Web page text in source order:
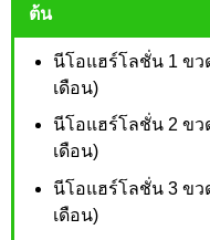
ต้น
นีโอแฮร์โลชั่น 1 ขว
เดือน)
นีโอแฮร์โลชั่น 2 ขว
เดือน)
นีโอแฮร์โลชั่น 3 ขว
เดือน)